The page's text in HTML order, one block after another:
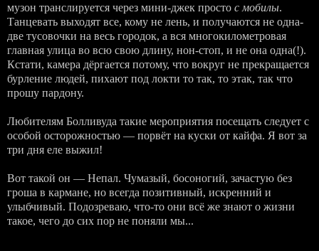
музон транслируется через мини-джек просто с мобилы.
Танцевать выходят все, кому не лень, и получаются не одна-
две тусовочки на весь городок, а вся многокилометровая
главная улица во всю свою длину, нон-стоп, и не она одна(!).
Кстати, камера дёргается потому, что вокруг не прекращается
бурление людей, пихают под локти то так, то этак, так что
прошу пардону.
Любителям Болливуда такие мероприятия посещать следует с
особой осторожностью — порвёт на куски от кайфа. Я вот за
три дня еле выжил!
Вот такой он — Непал. Чумазый, босоногий, зачастую без
гроша в кармане, но всегда позитивный, искренний и
улыбчивый. Подозреваю, что-то они всё же знают о жизни
такое, чего до сих пор не поняли мы...